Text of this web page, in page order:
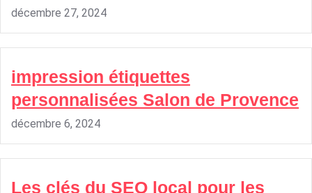
décembre 27, 2024
impression étiquettes
personnalisées Salon de Provence
décembre 6, 2024
Les clés du SEO local pour les